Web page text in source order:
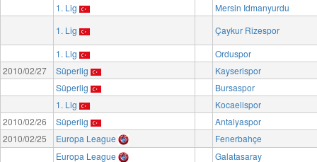
1. Lig
Mersin Idmanyurdu
1. Lig
Çaykur Rizespor
1. Lig
Orduspor
2010/02/27
Süperlig
Kayserispor
Süperlig
Bursaspor
1. Lig
Kocaelispor
2010/02/26
Süperlig
Antalyaspor
2010/02/25
Europa League
Fenerbahçe
Europa League
Galatasaray